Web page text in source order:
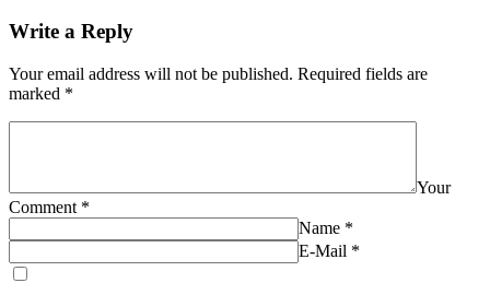
Write a Reply
Your email address will not be published. Required fields are
marked *
Your
Comment *
Name *
E-Mail *